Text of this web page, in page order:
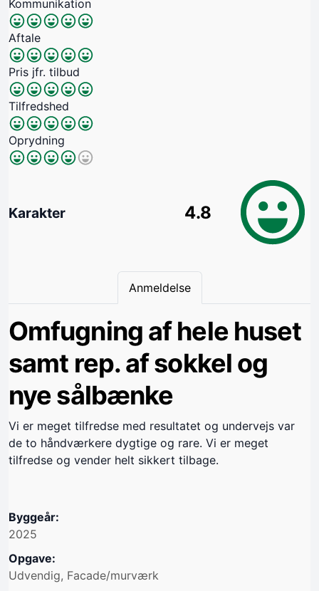
Kommunikation
Aftale
Pris jfr. tilbud
Tilfredshed
Oprydning
Karakter 4.8
Anmeldelse
Omfugning af hele huset
samt rep. af sokkel og
nye sålbænke
Vi er meget tilfredse med resultatet og undervejs var
de to håndværkere dygtige og rare. Vi er meget
tilfredse og vender helt sikkert tilbage.
Byggeår:
2025
Opgave:
Udvendig, Facade/murværk